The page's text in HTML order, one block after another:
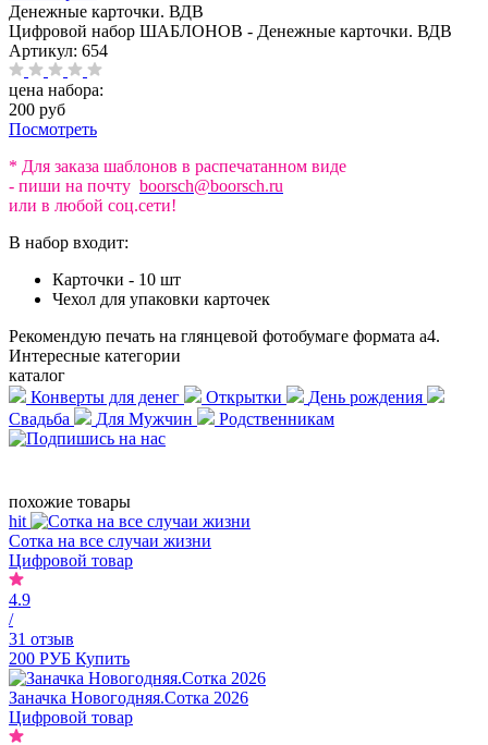
Денежные карточки. ВДВ
Цифровой набор ШАБЛОНОВ - Денежные карточки. ВДВ
Артикул: 654
цена набора:
200 руб
Посмотреть
* Для заказа шаблонов в распечатанном виде
- пиши на почту boorsch@boorsch.ru
или в любой соц.сети!
В набор входит:
Карточки - 10 шт
Чехол для упаковки карточек
Рекомендую печать на глянцевой фотобумаге формата а4.
Интересные категории
каталог
Конверты для денег
Открытки
День рождения
Свадьба
Для Мужчин Родственникам
похожие товары
hit
Сотка на все случаи жизни
Цифровой товар
4.9
/
31 отзыв
200 РУБ Купить
Заначка Новогодняя.Сотка 2026
Цифровой товар